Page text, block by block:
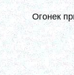
Огонек
"Не то ли
– Это
И